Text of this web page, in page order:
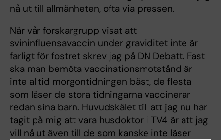
nå ut till allmänheten, ofta via pressen.
När vår forskargrupp visat att
svininfluensavaccin under graviditet inte är
farligt för fostret skrev jag på DN Debatt. Fast
ska man bemöta vaccinationsmotstånd är
inte alltid morgontidningen bäst, de flesta
som läser de stora tidningarna vaccinerar
redan sina barn. Huvudskälet till att jag nu har
tagit på mig att vara husdoktor i TV4 är att jag
vill nå ut även till de som kanske inte läser